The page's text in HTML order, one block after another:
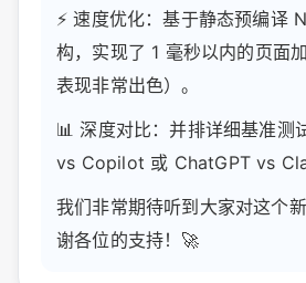
⚡ 速度优化：基于静态预编译
构，实现了 1 毫秒以内的页面
表现非常出色）。
📊 深度对比：并排详细基准测
vs Copilot 或 ChatGPT vs
我们非常期待听到大家对这个
谢各位的支持！🚀